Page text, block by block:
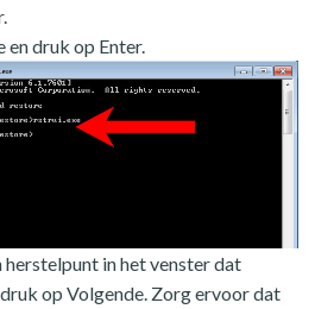
en druk op Enter.
herstelpunt in het venster dat
op Volgende. Zorg ervoor dat